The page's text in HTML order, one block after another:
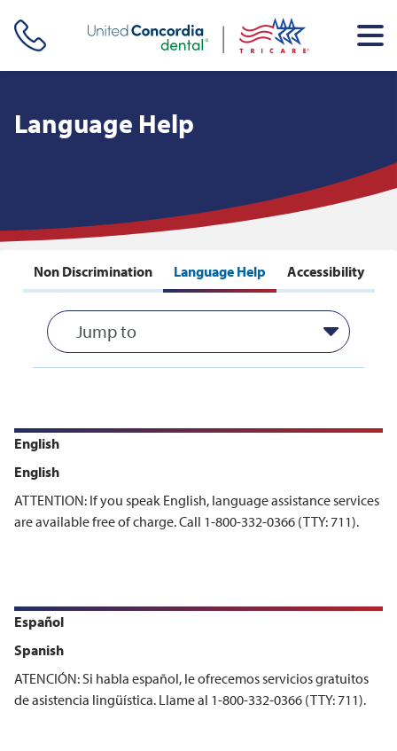
Skip header navigation and go straight to the page's main
content
Language Help
Non Discrimination Language Help Accessibility
English
English
ATTENTION: If you speak English, language assistance services
are available free of charge. Call 1-800-332-0366 (TTY: 711).
Español
Spanish
ATENCIÓN: Si habla español, le ofrecemos servicios gratuitos
de asistencia lingüística. Llame al 1-800-332-0366 (TTY: 711).